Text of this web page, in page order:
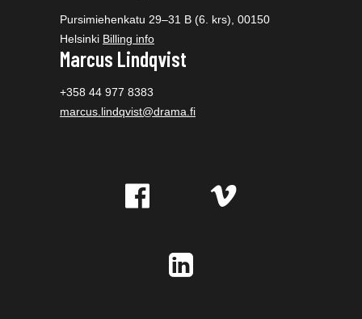
Pursimiehenkatu 29–31 B (6. krs), 00150
Helsinki Billing info
Marcus Lindqvist
+358 44 977 8383
marcus.lindqvist@drama.fi